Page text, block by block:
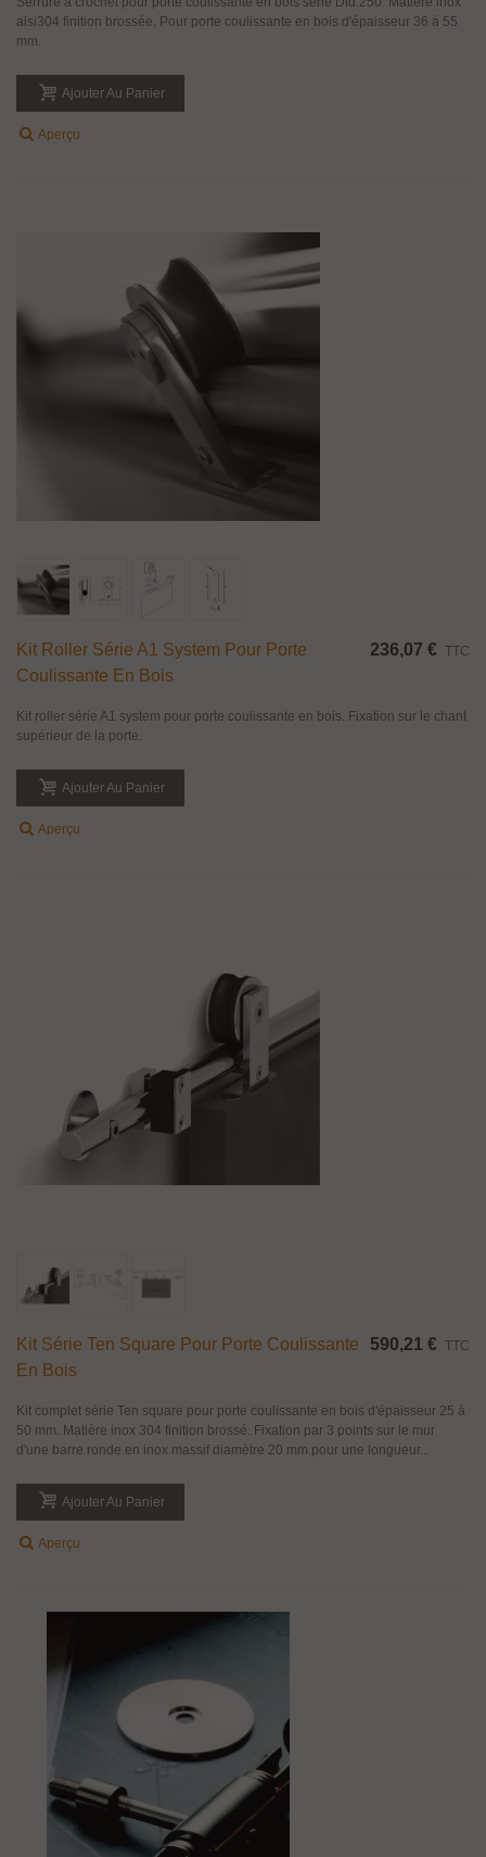
aisi304 finition brossée. Pour porte coulissante en bois d'épaisseur 36 à 55
mm.
Ajouter Au Panier
Aperçu
Kit Roller Série A1 System Pour Porte
Coulissante En Bois
236,07 € TTC
Kit roller série A1 system pour porte coulissante en bois. Fixation sur le chant
supérieur de la porte.
Ajouter Au Panier
Aperçu
Kit Série Ten Square Pour Porte Coulissante
En Bois
590,21 € TTC
Kit complet série Ten square pour porte coulissante en bois d'épaisseur 25 à
50 mm. Matière inox 304 finition brossé. Fixation par 3 points sur le mur
d'une barre ronde en inox massif diamètre 20 mm pour une longueur...
Ajouter Au Panier
Aperçu